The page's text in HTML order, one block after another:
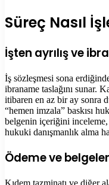
Süreç Nasıl
İşten ayrılış ve
İş sözleşmesi sona
ibraname taslağını sunar.
itibaren en az bir ay sonra
“hemen imzala” baskısı
belgenin içeriğini
hukuki danışmanlık alma
Ödeme ve
Kıdem tazminatı ve diğer